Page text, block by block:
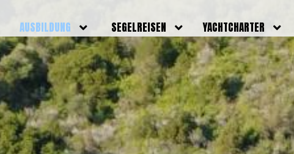
AUSBILDUNG
BOOTSFÜHRERSCHEINE
FUNKSCHEINE
SEENOTSIGNALMITTEL
WEITERBILDUNG
AUSBILDUNGSBOOTE
PREISE
KURSTERMINE
SEGELREISEN
AKTUELLE REISEN
BILDER REISEN
SKIPPER
FAQ
YACHTCHARTER
EIGENE YACHTEN
BELEGUNGSPLAN EIGENE
YACHTEN
WELTWEITE
YACHTCHARTER
REVIERINFOS
FAQ